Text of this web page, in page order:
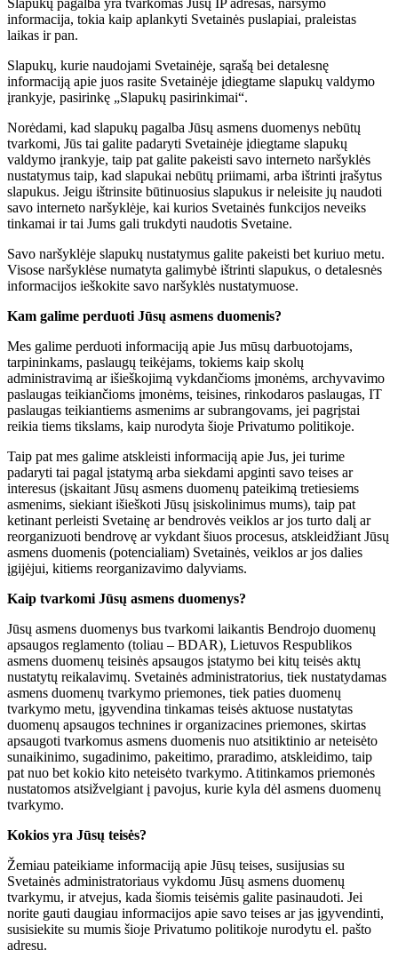
informacija, tokia kaip aplankyti Svetainės puslapiai, praleistas
laikas ir pan.
Slapukų, kurie naudojami Svetainėje, sąrašą bei detalesnę
informaciją apie juos rasite Svetainėje įdiegtame slapukų valdymo
įrankyje, pasirinkę „Slapukų pasirinkimai“.
Norėdami, kad slapukų pagalba Jūsų asmens duomenys nebūtų
tvarkomi, Jūs tai galite padaryti Svetainėje įdiegtame slapukų
valdymo įrankyje, taip pat galite pakeisti savo interneto naršyklės
nustatymus taip, kad slapukai nebūtų priimami, arba ištrinti įrašytus
slapukus. Jeigu ištrinsite būtinuosius slapukus ir neleisite jų naudoti
savo interneto naršyklėje, kai kurios Svetainės funkcijos neveiks
tinkamai ir tai Jums gali trukdyti naudotis Svetaine.
Savo naršyklėje slapukų nustatymus galite pakeisti bet kuriuo metu.
Visose naršyklėse numatyta galimybė ištrinti slapukus, o detalesnės
informacijos ieškokite savo naršyklės nustatymuose.
Kam galime perduoti Jūsų asmens duomenis?
Mes galime perduoti informaciją apie Jus mūsų darbuotojams,
tarpininkams, paslaugų teikėjams, tokiems kaip skolų
administravimą ar išieškojimą vykdančioms įmonėms, archyvavimo
paslaugas teikiančioms įmonėms, teisines, rinkodaros paslaugas, IT
paslaugas teikiantiems asmenims ar subrangovams, jei pagrįstai
reikia tiems tikslams, kaip nurodyta šioje Privatumo politikoje.
Taip pat mes galime atskleisti informaciją apie Jus, jei turime
padaryti tai pagal įstatymą arba siekdami apginti savo teises ar
interesus (įskaitant Jūsų asmens duomenų pateikimą tretiesiems
asmenims, siekiant išieškoti Jūsų įsiskolinimus mums), taip pat
ketinant perleisti Svetainę ar bendrovės veiklos ar jos turto dalį ar
reorganizuoti bendrovę ar vykdant šiuos procesus, atskleidžiant Jūsų
asmens duomenis (potencialiam) Svetainės, veiklos ar jos dalies
įgijėjui, kitiems reorganizavimo dalyviams.
Kaip tvarkomi Jūsų asmens duomenys?
Jūsų asmens duomenys bus tvarkomi laikantis Bendrojo duomenų
apsaugos reglamento (toliau – BDAR), Lietuvos Respublikos
asmens duomenų teisinės apsaugos įstatymo bei kitų teisės aktų
nustatytų reikalavimų. Svetainės administratorius, tiek nustatydamas
asmens duomenų tvarkymo priemones, tiek paties duomenų
tvarkymo metu, įgyvendina tinkamas teisės aktuose nustatytas
duomenų apsaugos technines ir organizacines priemones, skirtas
apsaugoti tvarkomus asmens duomenis nuo atsitiktinio ar neteisėto
sunaikinimo, sugadinimo, pakeitimo, praradimo, atskleidimo, taip
pat nuo bet kokio kito neteisėto tvarkymo. Atitinkamos priemonės
nustatomos atsižvelgiant į pavojus, kurie kyla dėl asmens duomenų
tvarkymo.
Kokios yra Jūsų teisės?
Žemiau pateikiame informaciją apie Jūsų teises, susijusias su
Svetainės administratoriaus vykdomu Jūsų asmens duomenų
tvarkymu, ir atvejus, kada šiomis teisėmis galite pasinaudoti. Jei
norite gauti daugiau informacijos apie savo teises ar jas įgyvendinti,
susisiekite su mumis šioje Privatumo politikoje nurodytu el. pašto
adresu.